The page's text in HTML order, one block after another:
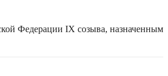
Федерации IX созыва, назначенным